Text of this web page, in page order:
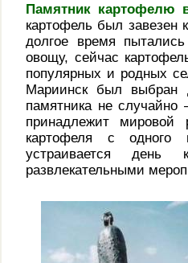
Памятник картофелю
картофель был завезен
долгое время
овощу, сейчас
популярных и родных
Мариинск был выбран
памятника не
принадлежит мировой
картофеля с одного
устраивается
развлекательными